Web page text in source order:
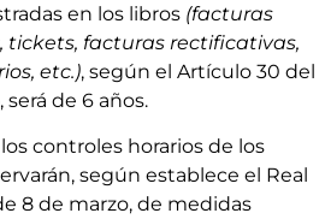
en los libros (facturas
tickets, facturas rectificativas,
etc.), según el Artículo 30 del
de 6 años.
controles horarios de los
según establece el Real
8 de marzo, de medidas